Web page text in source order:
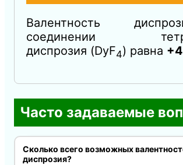
Валентность
соединении
диспрозия (DyF4​) равна +4
Часто задаваемые
Сколько всего возможных
диспрозия?